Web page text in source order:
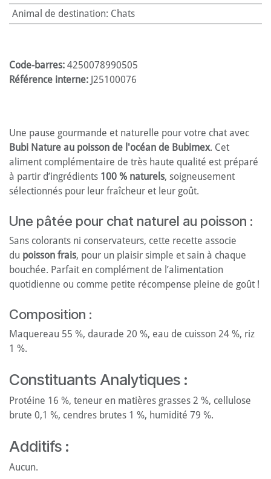
Animal de destination: Chats
Code-barres: 4250078990505
Référence interne: J25100076
Une pause gourmande et naturelle pour votre chat avec
Bubi Nature au poisson de l'océan de Bubimex. Cet
aliment complémentaire de très haute qualité est préparé
à partir d’ingrédients 100 % naturels, soigneusement
sélectionnés pour leur fraîcheur et leur goût.
Une pâtée pour chat naturel au poisson :
Sans colorants ni conservateurs, cette recette associe
du poisson frais, pour un plaisir simple et sain à chaque
bouchée. Parfait en complément de l’alimentation
quotidienne ou comme petite récompense pleine de goût !
Composition :
Maquereau 55 %, daurade 20 %, eau de cuisson 24 %, riz
1 %.
Constituants Analytiques :
Protéine 16 %, teneur en matières grasses 2 %, cellulose
brute 0,1 %, cendres brutes 1 %, humidité 79 %.
Additifs :
Aucun.